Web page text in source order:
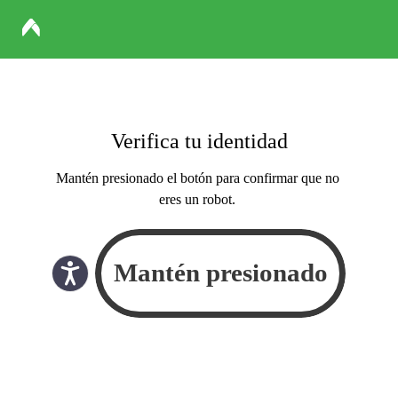
Verifica tu identidad
Mantén presionado el botón para confirmar que no
eres un robot.